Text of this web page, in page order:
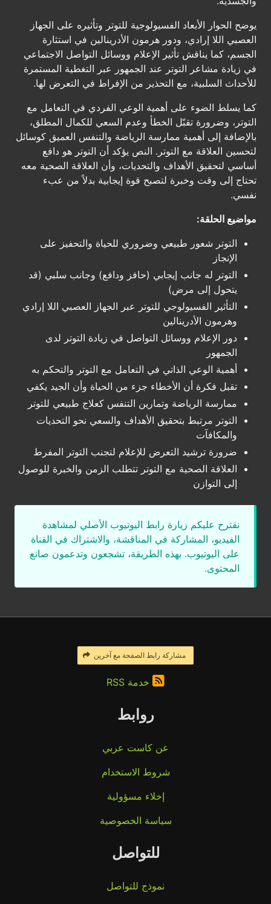
يوضح الحوار الأبعاد الفسيولوجية للتوتر وتأثيره على الجهاز
العصبي اللا إرادي، ودور هرمون الأدرينالين في استثارة
الجسم، كما يناقش تأثير الإعلام ووسائل التواصل الاجتماعي
في زيادة مشاعر التوتر عند الجمهور عبر التغطية المستمرة
للأحداث السلبية، مع التحذير من الإفراط في التعرض لها.
كما يسلط الضوء على أهمية الوعي الفردي في التعامل مع
التوتر، وضرورة تقبّل الخطأ وعدم السعي للكمال المطلق،
بالإضافة إلى أهمية ممارسة الرياضة والتنفس العميق كوسائل
لتحسين العلاقة مع التوتر. النص يؤكد أن التوتر هو دافع
أساسي لتحقيق الأهداف والتحديات، وأن العلاقة الصحية معه
تحتاج إلى وقت وخبرة لتصبح قوة إيجابية بدلاً من عبء
نفسي.
مواضيع الحلقة:
التوتر شعور طبيعي وضروري للحياة والتحفيز على
الإنجاز
التوتر له جانب إيجابي (حافز ودافع) وجانب سلبي (قد
يتحول إلى مرض)
التأثير الفسيولوجي للتوتر عبر الجهاز العصبي اللا إرادي
وهرمون الأدرينالين
دور الإعلام ووسائل التواصل في زيادة التوتر لدى
الجمهور
أهمية الوعي الذاتي في التعامل مع التوتر والتحكم به
تقبل فكرة أن الأخطاء جزء من الحياة وأن الجيد يكفي
ممارسة الرياضة وتمارين التنفس كعلاج طبيعي للتوتر
التوتر مرتبط بتحقيق الأهداف والسعي نحو التحديات
والمكافآت
ضرورة ترشيد التعرض للإعلام لتجنب التوتر المفرط
العلاقة الصحية مع التوتر تتطلب الزمن والخبرة للوصول
إلى التوازن
نقترح عليكم زيارة رابط اليوتيوب الأصلي لمشاهدة
الفيديو، المشاركة في المناقشة، والاشتراك في القناة
على اليوتيوب. بهذه الطريقة، تشجعون وتدعمون صانع
المحتوى.
مشاركة رابط الصفحة مع آخرين
خدمة RSS
روابط
عن كاست عربي
شروط الاستخدام
إخلاء مسؤولية
سياسة الخصوصية
للتواصل
نموذج للتواصل